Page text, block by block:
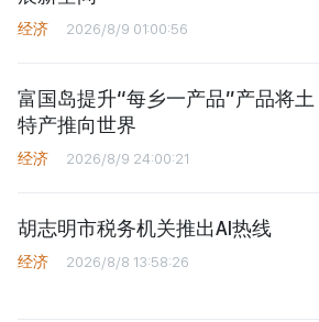
经济 2026/8/9 01:00:56
富国岛提升“每乡一产品”产品将土
特产推向世界
经济 2026/8/9 24:00:21
胡志明市税务机关推出AI热线
经济 2026/8/8 13:58:26